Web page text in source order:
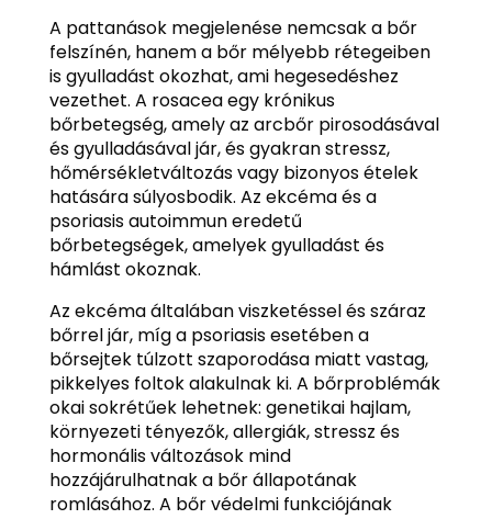
A pattanások megjelenése nemcsak a bőr
felszínén, hanem a bőr mélyebb rétegeiben
is gyulladást okozhat, ami hegesedéshez
vezethet. A rosacea egy krónikus
bőrbetegség, amely az arcbőr pirosodásával
és gyulladásával jár, és gyakran stressz,
hőmérsékletváltozás vagy bizonyos ételek
hatására súlyosbodik. Az ekcéma és a
psoriasis autoimmun eredetű
bőrbetegségek, amelyek gyulladást és
hámlást okoznak.
Az ekcéma általában viszketéssel és száraz
bőrrel jár, míg a psoriasis esetében a
bőrsejtek túlzott szaporodása miatt vastag,
pikkelyes foltok alakulnak ki. A bőrproblémák
okai sokrétűek lehetnek: genetikai hajlam,
környezeti tényezők, allergiák, stressz és
hormonális változások mind
hozzájárulhatnak a bőr állapotának
romlásához. A bőr védelmi funkciójának